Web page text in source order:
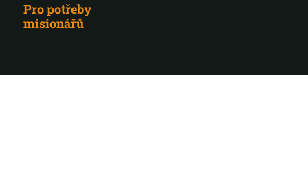
Pro potřeby
misionářů